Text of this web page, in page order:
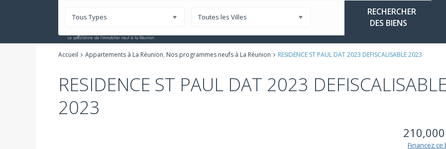
Nos Programmes Neufs à La Réunion Défiscaliser La Réunion
Tous Types Toutes les Villes
Accueil Appartements à La Réunion, Nos programmes neufs à La Réunion RESIDENCE ST PAUL DAT 2023 DEFISCALISABLE 2023
RESIDENCE ST PAUL DAT 2023
2023
Financez ce